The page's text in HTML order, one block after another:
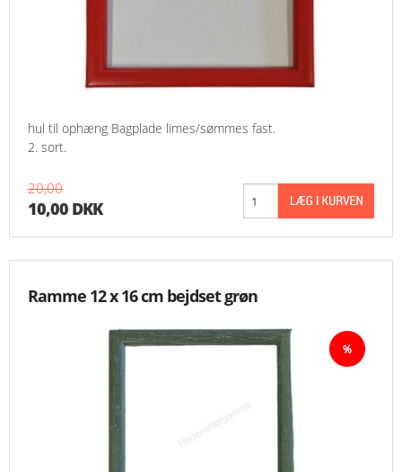
hul til ophæng Bagplade limes/sømmes fast.
2. sort.
20,00
10,00 DKK
Ramme 12 x 16 cm bejdset grøn